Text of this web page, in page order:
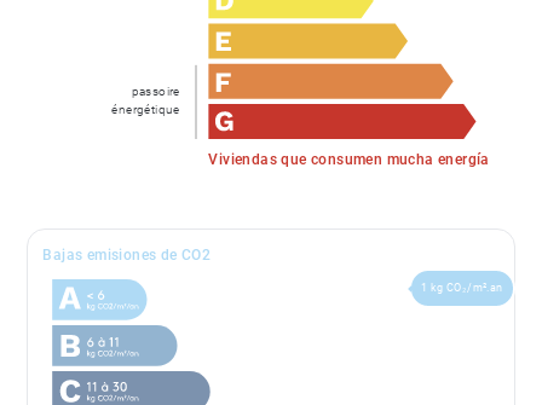
Viviendas que consumen mucha energía
passoire
énergétique
Bajas emisiones de CO2
1 kg CO₂/m².an